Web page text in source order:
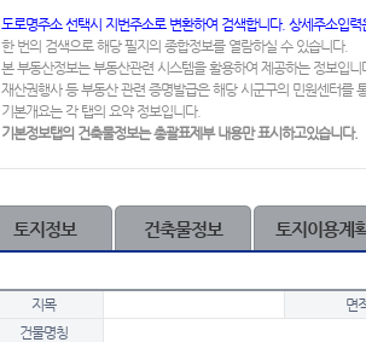
도로명주소 선택시 지번주소로 변환하여 검색합니다. 상세주소입
한 번의 검색으로 해당 필지의 종합정보를 열람하실 수 있습니다.
본 부동산정보는 부동산관련 시스템을 활용하여 제공하는 정보입니
재산권행사 등 부동산 관련 증명발급은 해당 시군구의 민원센터를
기본개요는 각 탭의 요약 정보입니다.
기본정보탭의 건축물정보는 총괄표제부 내용만 표시하고있습니다.
토지정보 건축물정보 토지이용계
지목 면
건물명칭